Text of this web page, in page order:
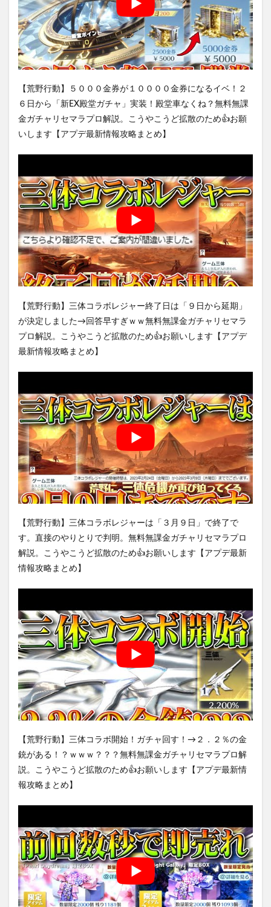
【荒野行動】５０００金券が１００００金券になるイベ！２
６日から「新EX殿堂ガチャ」実装！殿堂車なくね？無料無課
金ガチャリセマラプロ解説。こうやこうど拡散のため👍お願
いします【アプデ最新情報攻略まとめ】
【荒野行動】三体コラボレジャー終了日は「９日から延期」
が決定しました→回答早すぎｗｗ無料無課金ガチャリセマラ
プロ解説。こうやこうど拡散のため👍お願いします【アプデ
最新情報攻略まとめ】
【荒野行動】三体コラボレジャーは「３月９日」で終了で
す。直接のやりとりで判明。無料無課金ガチャリセマラプロ
解説。こうやこうど拡散のため👍お願いします【アプデ最新
情報攻略まとめ】
【荒野行動】三体コラボ開始！ガチャ回す！→２．２％の金
銃がある！？ｗｗｗ？？？無料無課金ガチャリセマラプロ解
説。こうやこうど拡散のため👍お願いします【アプデ最新情
報攻略まとめ】